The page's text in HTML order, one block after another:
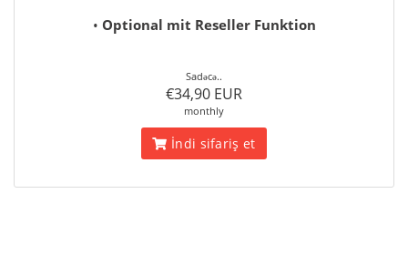
• Optional mit Reseller Funktion
Sadəcə..
€34,90 EUR
monthly
İndi sifariş et